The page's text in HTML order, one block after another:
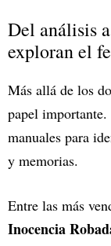
Del análisis
exploran el
Más allá de los
papel
manuales para
y memorias.
Entre las más
Inocencia